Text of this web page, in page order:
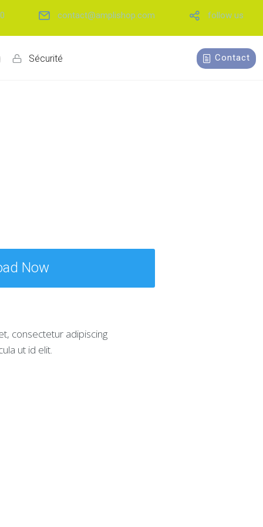
contact@amplishop.com follow us
Sécurité Contact
Now
consectetur adipiscing
ut id elit.